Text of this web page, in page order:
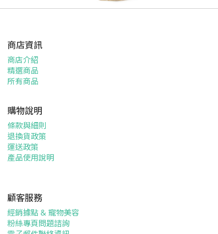
商店資訊
商店介紹
精選商品
所有商品
購物說明
條款與細則
退換貨政策
運送政策
產品使用說明
顧客服務
經銷據點 & 寵物美容
粉絲專頁問題諮詢